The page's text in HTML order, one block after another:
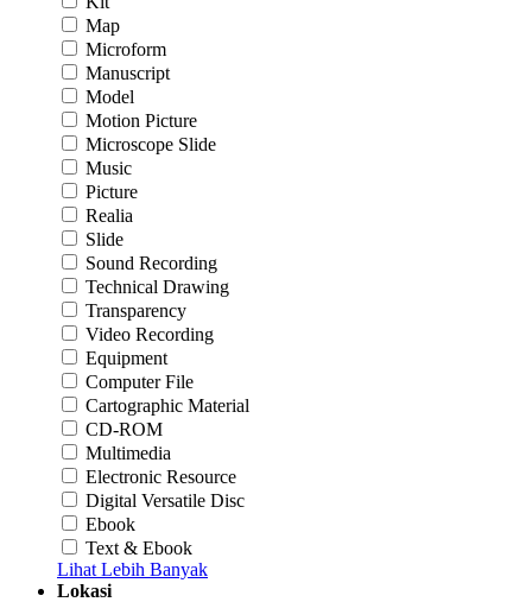
Map
Microform
Manuscript
Model
Motion Picture
Microscope Slide
Music
Picture
Realia
Slide
Sound Recording
Technical Drawing
Transparency
Video Recording
Equipment
Computer File
Cartographic Material
CD-ROM
Multimedia
Electronic Resource
Digital Versatile Disc
Ebook
Text & Ebook
Lihat Lebih Banyak
Lokasi